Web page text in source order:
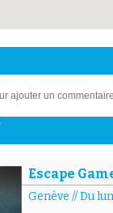
ajouter un commentaire.
Escape
Genève //Du